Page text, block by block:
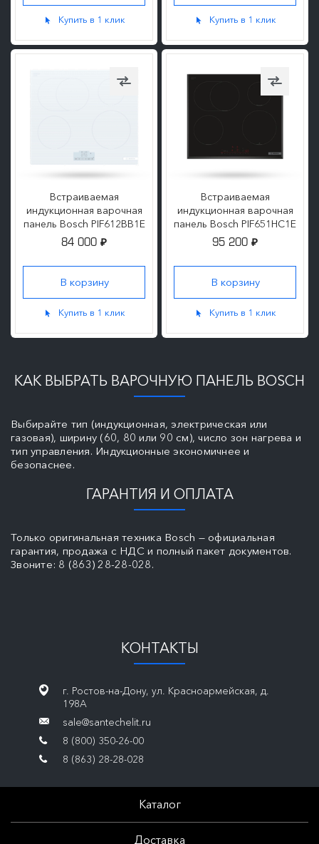
Купить в 1 клик Купить в 1 клик
Встраиваемая
индукционная варочная
панель Bosch PIF612BB1E
84 000 ₽
Купить в 1 клик
Встраиваемая
индукционная варочная
панель Bosch PIF651HC1E
95 200 ₽
Купить в 1 клик
КАК ВЫБРАТЬ ВАРОЧНУЮ ПАНЕЛЬ BOSCH
Выбирайте тип (индукционная, электрическая или
газовая), ширину (60, 80 или 90 см), число зон нагрева и
тип управления. Индукционные экономичнее и
безопаснее.
ГАРАНТИЯ И ОПЛАТА
Только оригинальная техника Bosch — официальная
гарантия, продажа с НДС и полный пакет документов.
Звоните: 8 (863) 28-28-028.
КОНТАКТЫ
г. Ростов-на-Дону, ул. Красноармейская, д.
198А
sale@santechelit.ru
8 (800) 350-26-00
8 (863) 28-28-028
Каталог
Доставка